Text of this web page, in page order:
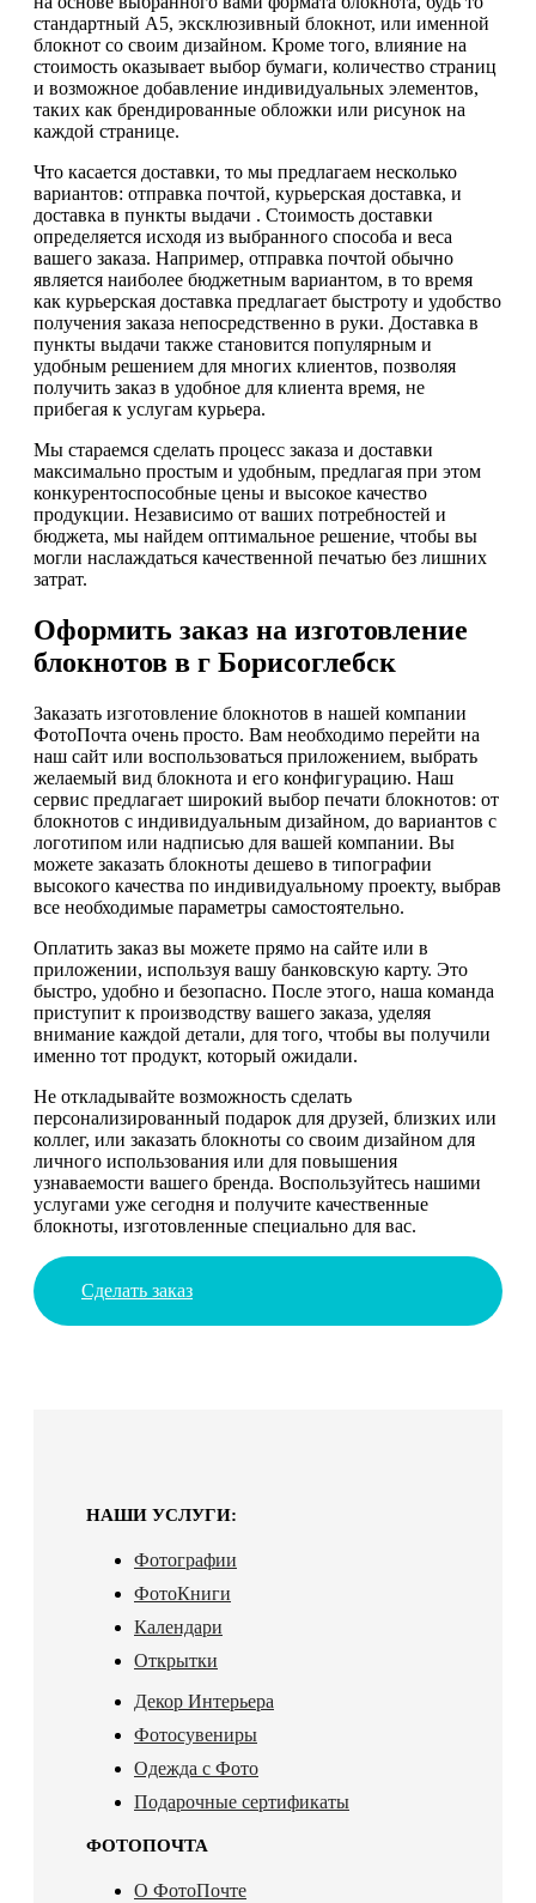
стандартный А5, эксклюзивный блокнот, или именной
блокнот со своим дизайном. Кроме того, влияние на
стоимость оказывает выбор бумаги, количество страниц
и возможное добавление индивидуальных элементов,
таких как брендированные обложки или рисунок на
каждой странице.
Что касается доставки, то мы предлагаем несколько
вариантов: отправка почтой, курьерская доставка, и
доставка в пункты выдачи . Стоимость доставки
определяется исходя из выбранного способа и веса
вашего заказа. Например, отправка почтой обычно
является наиболее бюджетным вариантом, в то время
как курьерская доставка предлагает быстроту и удобство
получения заказа непосредственно в руки. Доставка в
пункты выдачи также становится популярным и
удобным решением для многих клиентов, позволяя
получить заказ в удобное для клиента время, не
прибегая к услугам курьера.
Мы стараемся сделать процесс заказа и доставки
максимально простым и удобным, предлагая при этом
конкурентоспособные цены и высокое качество
продукции. Независимо от ваших потребностей и
бюджета, мы найдем оптимальное решение, чтобы вы
могли наслаждаться качественной печатью без лишних
затрат.
Оформить заказ на изготовление
блокнотов в г Борисоглебск
Заказать изготовление блокнотов в нашей компании
ФотоПочта очень просто. Вам необходимо перейти на
наш сайт или воспользоваться приложением, выбрать
желаемый вид блокнота и его конфигурацию. Наш
сервис предлагает широкий выбор печати блокнотов: от
блокнотов с индивидуальным дизайном, до вариантов с
логотипом или надписью для вашей компании. Вы
можете заказать блокноты дешево в типографии
высокого качества по индивидуальному проекту, выбрав
все необходимые параметры самостоятельно.
Оплатить заказ вы можете прямо на сайте или в
приложении, используя вашу банковскую карту. Это
быстро, удобно и безопасно. После этого, наша команда
приступит к производству вашего заказа, уделяя
внимание каждой детали, для того, чтобы вы получили
именно тот продукт, который ожидали.
Не откладывайте возможность сделать
персонализированный подарок для друзей, близких или
коллег, или заказать блокноты со своим дизайном для
личного использования или для повышения
узнаваемости вашего бренда. Воспользуйтесь нашими
услугами уже сегодня и получите качественные
блокноты, изготовленные специально для вас.
Сделать заказ
НАШИ УСЛУГИ:
Фотографии
ФотоКниги
Календари
Открытки
Декор Интерьера
Фотосувениры
Одежда с Фото
Подарочные сертификаты
ФОТОПОЧТА
О ФотоПочте